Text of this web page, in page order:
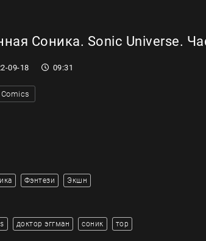
Соника. Sonic Universe.
09-18 09:31
Фэнтези Экшн
доктор эггман соник тор